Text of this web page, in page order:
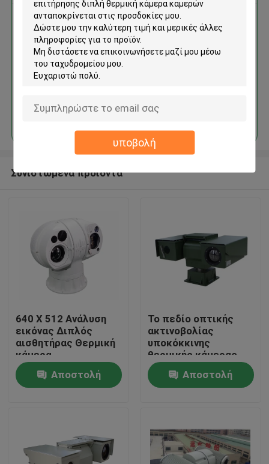
υποβολή
Σπίτι
Σχετικά με εμάς
Τραχιά κινητή οχημάτων
υπέρυθρη PTZ οράματος
επιτήρησης διπλή θερμική
κάμερα καμερών
Να συνεχίσει
Συνιστώμενα προϊόντα
640 X 512 Ανάλυση
εικόνας Διπλός
αισθητήρας Θερμική
κάμερα
Πολυαισθητήρας IOT
έξυπνη κάμερα
Αποστολή
Το πεδίο οπτικής
ακτινοβολίας
υποκόκκινης
θερμικής κάμερας
PTZ
Αποστολή